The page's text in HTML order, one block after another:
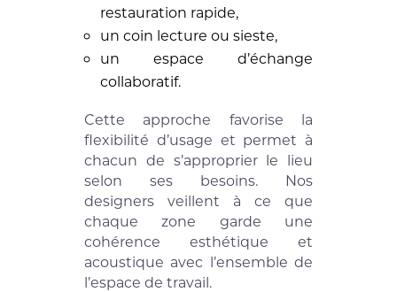
restauration rapide,
un coin lecture ou sieste,
un espace d’échange
collaboratif.
Cette approche favorise la
flexibilité d’usage et permet à
chacun de s’approprier le lieu
selon ses besoins. Nos
designers veillent à ce que
chaque zone garde une
cohérence esthétique et
acoustique avec l’ensemble de
l’espace de travail.